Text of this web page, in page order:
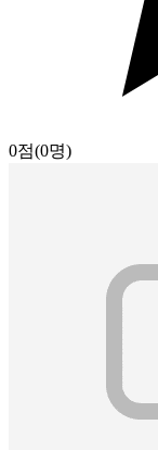
0점(0명)